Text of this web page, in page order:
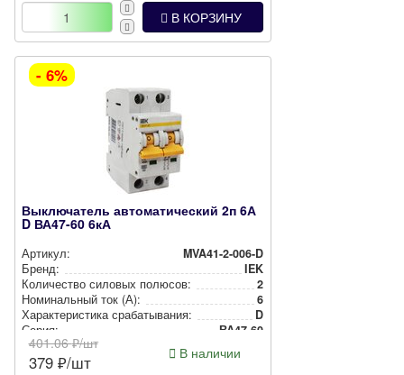
В КОРЗИНУ
- 6%
Выключатель автоматический 2п 6А
D ВА47-60 6кА
Артикул:
MVA41-2-006-D
Бренд:
IEK
Количество силовых полюсов:
2
Номи­наль­ный ток (А):
6
Харак­те­рис­ти­ка сра­ба­ты­ва­ния:
D
Серия:
ВА47-60
401.06₽/шт
379 ₽/шт В наличии